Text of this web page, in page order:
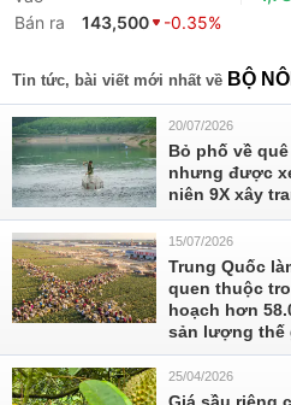
Bán ra
143,500 -0.35%
Tin tức, bài viết mới nhất về BỘ
20/07/2026
Bỏ phố về
nhưng được
niên 9X xây
15/07/2026
Trung Quốc
quen thuộc
hoạch hơn
sản lượng thế
25/04/2026